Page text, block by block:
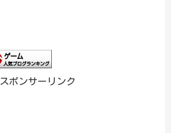
スポンサーリンク